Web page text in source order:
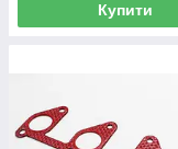
Купити